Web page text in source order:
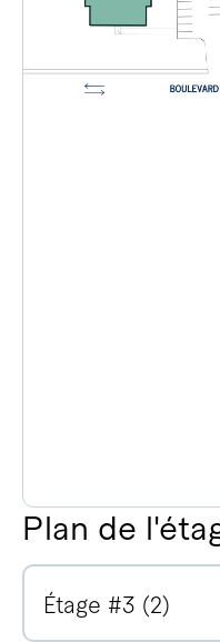
Plan de
Étage #3 (2)